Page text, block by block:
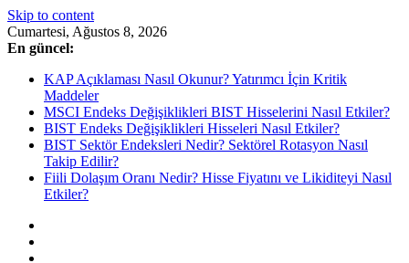
Skip to content
Cumartesi, Ağustos 8, 2026
En güncel:
KAP Açıklaması Nasıl Okunur? Yatırımcı İçin Kritik
Maddeler
MSCI Endeks Değişiklikleri BIST Hisselerini Nasıl Etkiler?
BIST Endeks Değişiklikleri Hisseleri Nasıl Etkiler?
BIST Sektör Endeksleri Nedir? Sektörel Rotasyon Nasıl
Takip Edilir?
Fiili Dolaşım Oranı Nedir? Hisse Fiyatını ve Likiditeyi Nasıl
Etkiler?